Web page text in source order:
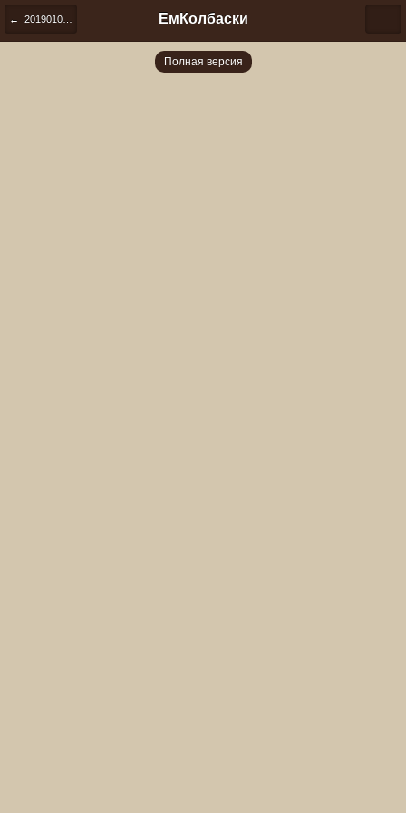
← 20190104 134240 ЕмКолбаски
Полная версия